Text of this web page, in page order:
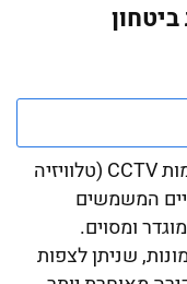
מצלמות אבטחה, הידועות גם כמצלמות CCTV (טלוויזיה
המשמשים
ומסוים.
שניתן לצפות